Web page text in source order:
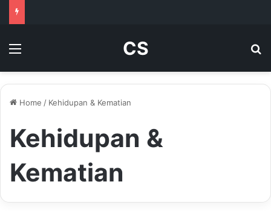
Menu CS
Home / Kehidupan & Kematian
Kehidupan &
Kematian